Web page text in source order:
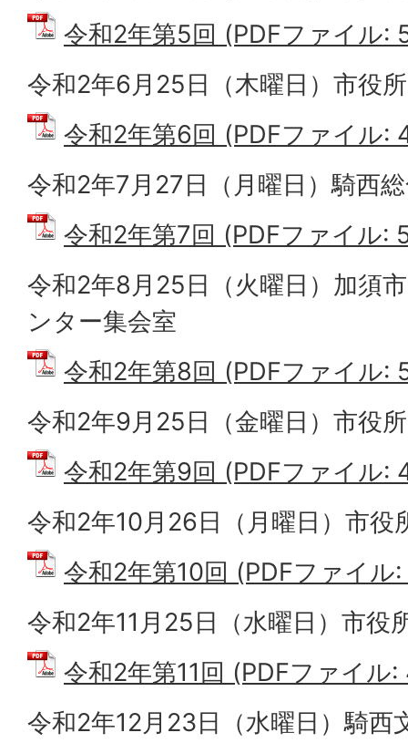
令和2年第5回 (PDFファイル:
令和2年6月25日（木曜日）市役
令和2年第6回 (PDFファイル:
令和2年7月27日（月曜日）騎西
令和2年第7回 (PDFファイル:
令和2年8月25日（火曜日）加須
ンター集会室
令和2年第8回 (PDFファイル:
令和2年9月25日（金曜日）市役
令和2年第9回 (PDFファイル:
令和2年10月26日（月曜日）市役
令和2年第10回 (PDFファイル
令和2年11月25日（水曜日）市役
令和2年第11回 (PDFファイル
令和2年12月23日（水曜日）騎西